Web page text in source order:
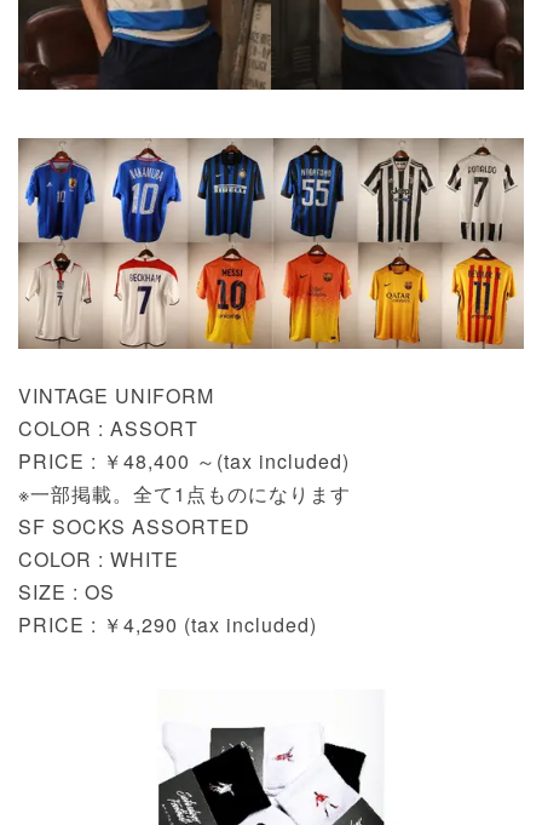
VINTAGE UNIFORM
COLOR : ASSORT
PRICE : ￥48,400 ～(tax included)
※一部掲載。全て1点ものになります
SF SOCKS ASSORTED
COLOR : WHITE
SIZE : OS
PRICE : ￥4,290 (tax included)